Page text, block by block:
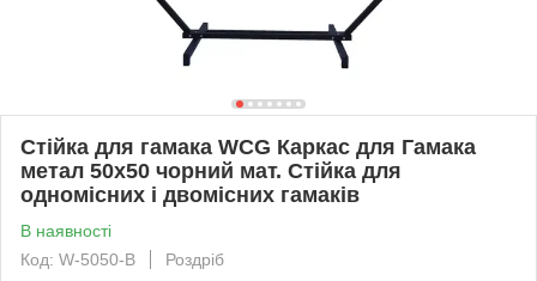
Стійка для гамака WCG Каркас для Гамака
метал 50х50 чорний мат. Стійка для
одномісних і двомісних гамаків
В наявності
Код: W-5050-B
Роздріб